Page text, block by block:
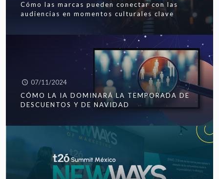
Cómo las marcas pueden conectar con las
audiencias en momentos culturales clave
07/11/2024
CÓMO LA IA DOMINARÁ LA TEMPORADA DE
DESCUENTOS Y DE NAVIDAD